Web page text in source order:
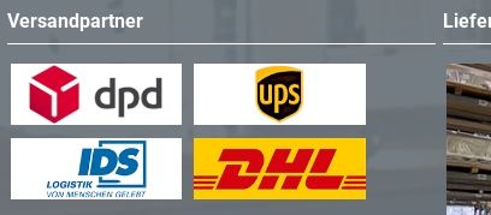
Versandpartner